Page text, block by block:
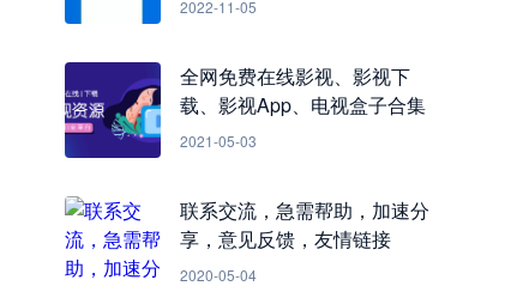
2022-11-05
全网免费在线影视、影视下
载、影视App、电视盒子合集
2021-05-03
联系交流，急需帮助，加速分
享，意见反馈，友情链接
2020-05-04